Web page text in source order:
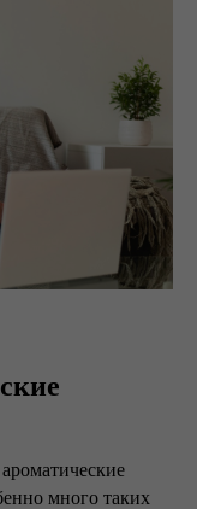
много таких